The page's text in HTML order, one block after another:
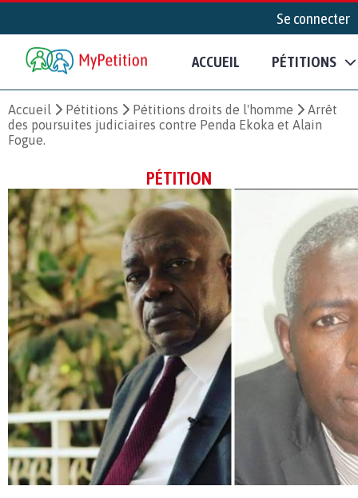
Se connecter
ACCUEIL PÉTITIONS
Accueil Pétitions Pétitions droits de l'homme
Arrêt
des poursuites judiciaires contre Penda Ekoka et Alain
Fogue.
PÉTITION